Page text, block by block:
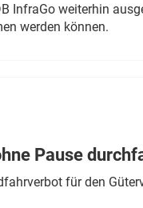
InfraGo weiterhin
werden können.
Pause
für den